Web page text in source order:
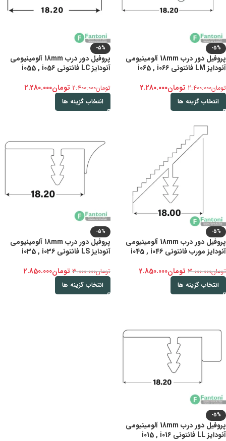
-5%
پروفیل دور درب 18mm آلومینیومی
آنودایز LM فانتونی i065 , i066
تومان2.400.000 تومان2.280.000
انتخاب گزینه ها
-5%
پروفیل دور درب 18mm آلومینیومی
آنودایز LC فانتونی i055 , i056
تومان2.400.000 تومان2.280.000
انتخاب گزینه ها
-5%
پروفیل دور درب 18mm آلومینیومی
آنودایز مورب فانتونی i045 , i046
تومان3.000.000 تومان2.850.000
انتخاب گزینه ها
-5%
پروفیل دور درب 18mm آلومینیومی
آنودایز LS فانتونی i035 , i036
تومان3.000.000 تومان2.850.000
انتخاب گزینه ها
-5%
پروفیل دور درب 18mm آلومینیومی
آنودایز LL فانتونی i015 , i016